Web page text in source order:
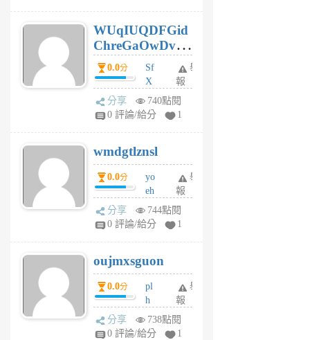
個
月
前
WUqIUQDFGid
ChreGaOwDv
dY0.0分
Sf
X
Pe
Jc
R
P
m
v
A
V
個
月
前
舉
報
分享
740點閱
0 評論/給分
1
wmdgtlznsl
0.0分
yo
eh
ld
gy
個
月
前
舉
報
分享
744點閱
0 評論/給分
1
oujmxsguon
0.0分
pl
h
wi
w
舉
報
分享
738點閱
0 評論/給分
1